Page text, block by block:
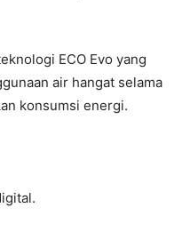
ECO Evo yang
air hangat selama
konsumsi energi.